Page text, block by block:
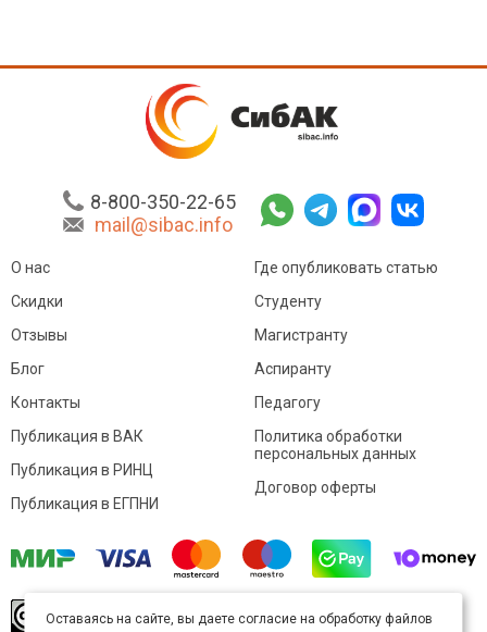
8-800-350-22-65
mail@sibac.info
О нас
Скидки
Отзывы
Блог
Контакты
Где опубликовать статью
Студенту
Магистранту
Аспиранту
Педагогу
Публикация в ВАК
Публикация в РИНЦ
Публикация в ЕГПНИ
Политика обработки
персональных данных
Договор оферты
произведение доступно полицензии Creative
Оставаясь на сайте, вы даете согласие на обработку файлов